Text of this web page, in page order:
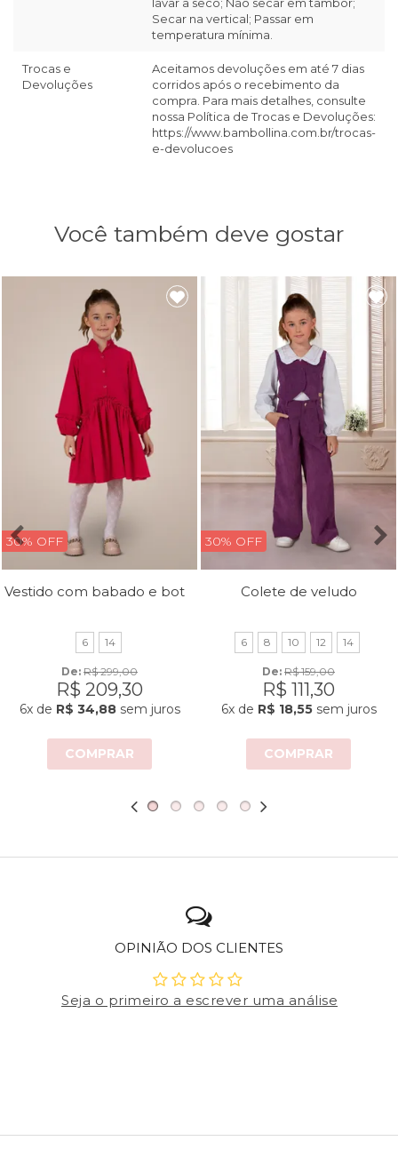
lavar a seco; Não secar em tambor;
Secar na vertical; Passar em
temperatura mínima.
Trocas e
Devoluções
Aceitamos devoluções em até 7 dias
corridos após o recebimento da
compra. Para mais detalhes, consulte
nossa Política de Trocas e Devoluções:
https://www.bambollina.com.br/trocas-
e-devolucoes
Você também deve gostar
30% OFF
6 14
De: R$ 299,00
R$ 209,30
6xde R$ 34,88sem juros
COMPRAR
30% OFF
Colete de veludo
6 8 10 12 14
De: R$ 159,00
R$ 111,30
6xde R$ 18,55sem juros
COMPRAR
OPINIÃO DOS CLIENTES
Seja o primeiro a escrever uma análise